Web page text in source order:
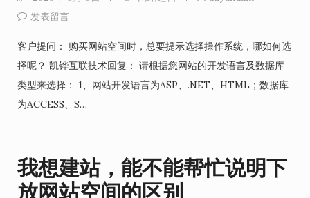
发表留言
客户提问： 购买网站空间时，总要提示选择操作系统，哪如何选
择呢？ 凯铧互联技术回复： 请根据您网站的开发语言及数据库
类型来选择： 1、网站开发语言为ASP、.NET、HTML；数据库
为ACCESS、S…
我想建站，能不能帮忙说明下
放网站空间的区别